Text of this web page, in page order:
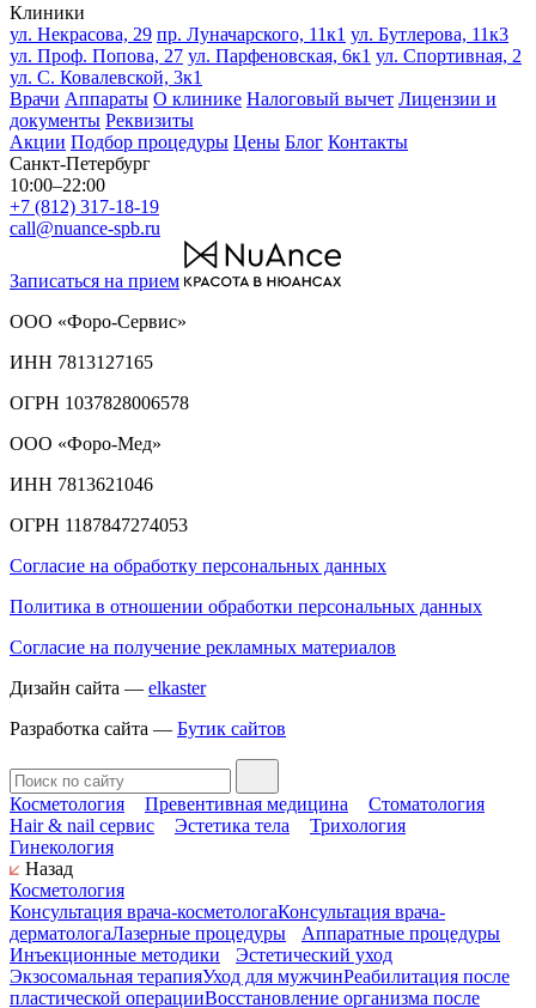
Клиники
ул. Некрасова, 29 пр. Луначарского, 11к1 ул. Бутлерова, 11к3
ул. Проф. Попова, 27 ул. Парфеновская, 6к1 ул. Спортивная, 2
ул. С. Ковалевской, 3к1
Врачи Аппараты О клинике Налоговый вычет Лицензии и
документы Реквизиты
Акции Подбор процедуры Цены Блог Контакты
Санкт-Петербург
10:00–22:00
+7 (812) 317-18-19
call@nuance-spb.ru
Записаться на прием
ООО «Форо-Сервис»
ИНН 7813127165
ОГРН 1037828006578
ООО «Форо-Мед»
ИНН 7813621046
ОГРН 1187847274053
Согласие на обработку персональных данных
Политика в отношении обработки персональных данных
Согласие на получение рекламных материалов
Дизайн сайта — elkaster
Разработка сайта — Бутик сайтов
Косметология Превентивная медицина
Стоматология
Hair & nail сервис
Эстетика тела
Трихология
Гинекология
Назад
Косметология
Консультация врача-косметологаКонсультация врача-
дерматологаЛазерные процедуры
Аппаратные процедуры
Инъекционные методики
Эстетический уход
Экзосомальная терапияУход для мужчинРеабилитация после
пластической операцииВосстановление организма после